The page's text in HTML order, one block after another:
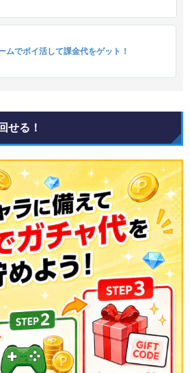
ムでポイ活して課金代をゲット！
せる！